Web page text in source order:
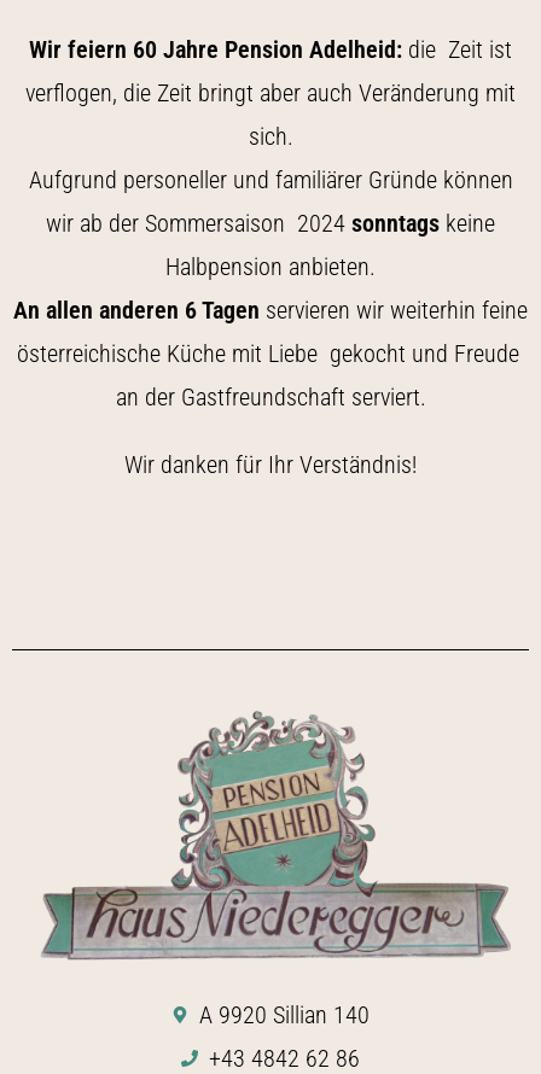
Wir feiern 60 Jahre Pension Adelheid: die Zeit ist
verflogen, die Zeit bringt aber auch Veränderung mit
sich.
Aufgrund personeller und familiärer Gründe können
wir ab der Sommersaison 2024 sonntags keine
Halbpension anbieten.
An allen anderen 6 Tagen servieren wir weiterhin feine
österreichische Küche mit Liebe gekocht und Freude
an der Gastfreundschaft serviert.
Wir danken für Ihr Verständnis!
A 9920 Sillian 140
+43 4842 62 86